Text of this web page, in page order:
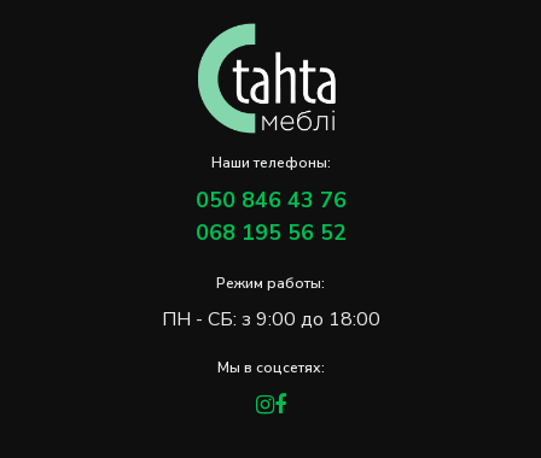
Наши телефоны:
050 846 43 76
068 195 56 52
Режим работы:
ПН - СБ: з 9:00 до 18:00
Мы в соцсетях: